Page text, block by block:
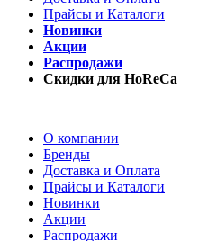
Прайсы и Каталоги
Новинки
Акции
Распродажи
Скидки для HoReCa
О компании
Бренды
Доставка и Оплата
Прайсы и Каталоги
Новинки
Акции
Распродажи